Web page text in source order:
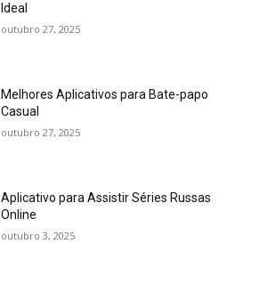
Ideal
outubro 27, 2025
Melhores Aplicativos para Bate-papo
Casual
outubro 27, 2025
Aplicativo para Assistir Séries Russas
Online
outubro 3, 2025